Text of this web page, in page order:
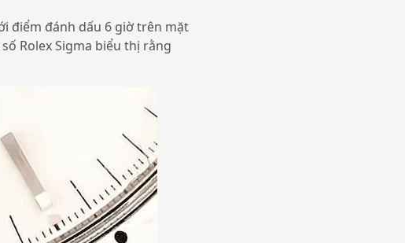
điểm đánh dấu 6 giờ trên mặt
Rolex Sigma biểu thị rằng